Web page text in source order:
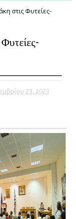
στις Φυτείες-
23, 2023